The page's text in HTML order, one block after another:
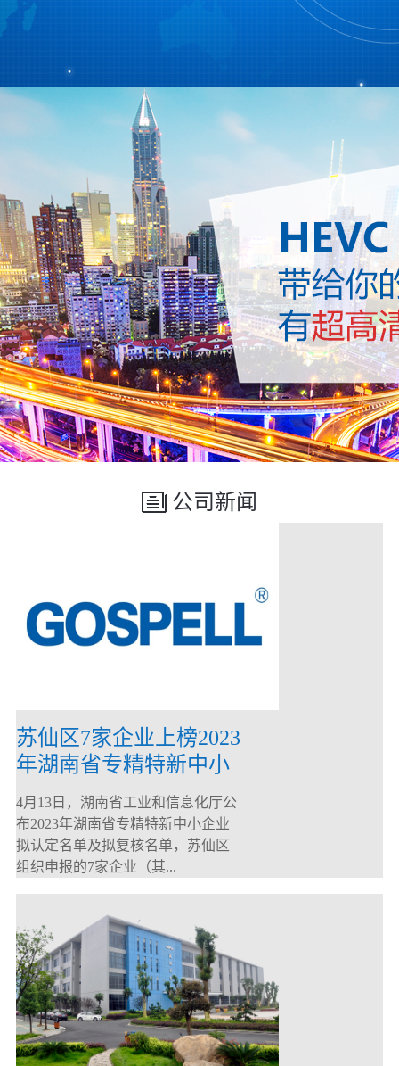
公司新闻
苏仙区7家企业上榜2023
年湖南省专精特新中小
企业
4月13日，湖南省工业和信息化厅公
布2023年湖南省专精特新中小企业
拟认定名单及拟复核名单，苏仙区
组织申报的7家企业（其...